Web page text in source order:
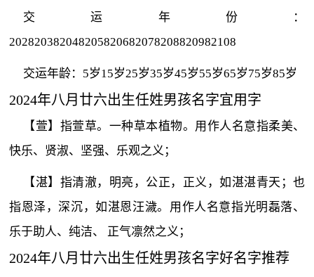
交运年份：
202820382048205820682078208820982108
交运年龄：5岁15岁25岁35岁45岁55岁65岁75岁85岁
2024年八月廿六出生任姓男孩名字宜用字
【萱】指萱草。一种草本植物。用作人名意指柔美、
快乐、贤淑、坚强、乐观之义；
【湛】指清澈，明亮，公正，正义，如湛湛青天；也
指恩泽，深沉，如湛恩汪濊。用作人名意指光明磊落、
乐于助人、纯洁、 正气凛然之义；
2024年八月廿六出生任姓男孩名字好名字推荐